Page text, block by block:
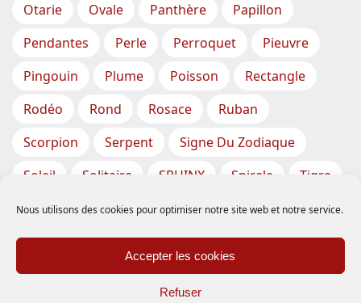
Nous utilisons des cookies pour optimiser notre site web et notre service.
Accepter les cookies
Refuser
Otarie
Ovale Panthère
Papillon
Pendantes
Perle Perroquet
Pieuvre
Pingouin
Plume Poisson
Rectangle
Rodéo
Rond Rosace
Ruban
Scorpion
Serpent
Signe Du Zodiaque
Soleil
Solitaire SPHINX Spirale
Tigre
Torsade
Tortue Train
Tresse
Triangle
Trèfle Tête Vase
Étoile
Étoiles De Mer